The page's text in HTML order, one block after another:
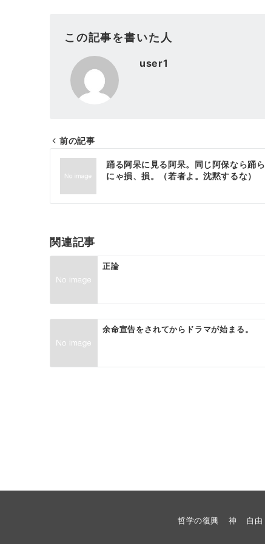
この記事を書いた人
user1
投
ナ
ゲ
ー
シ
ョ
ン
前の記事
踊る阿呆に見る阿呆。同じ阿保なら踊ら
にゃ損、損。（若者よ。沈黙するな）
関連記事
正論
余命宣告をされてからドラマが始まる。
哲学の復興 神 自由